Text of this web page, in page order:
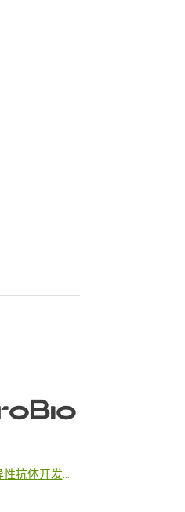
双特异性抗体开发服务